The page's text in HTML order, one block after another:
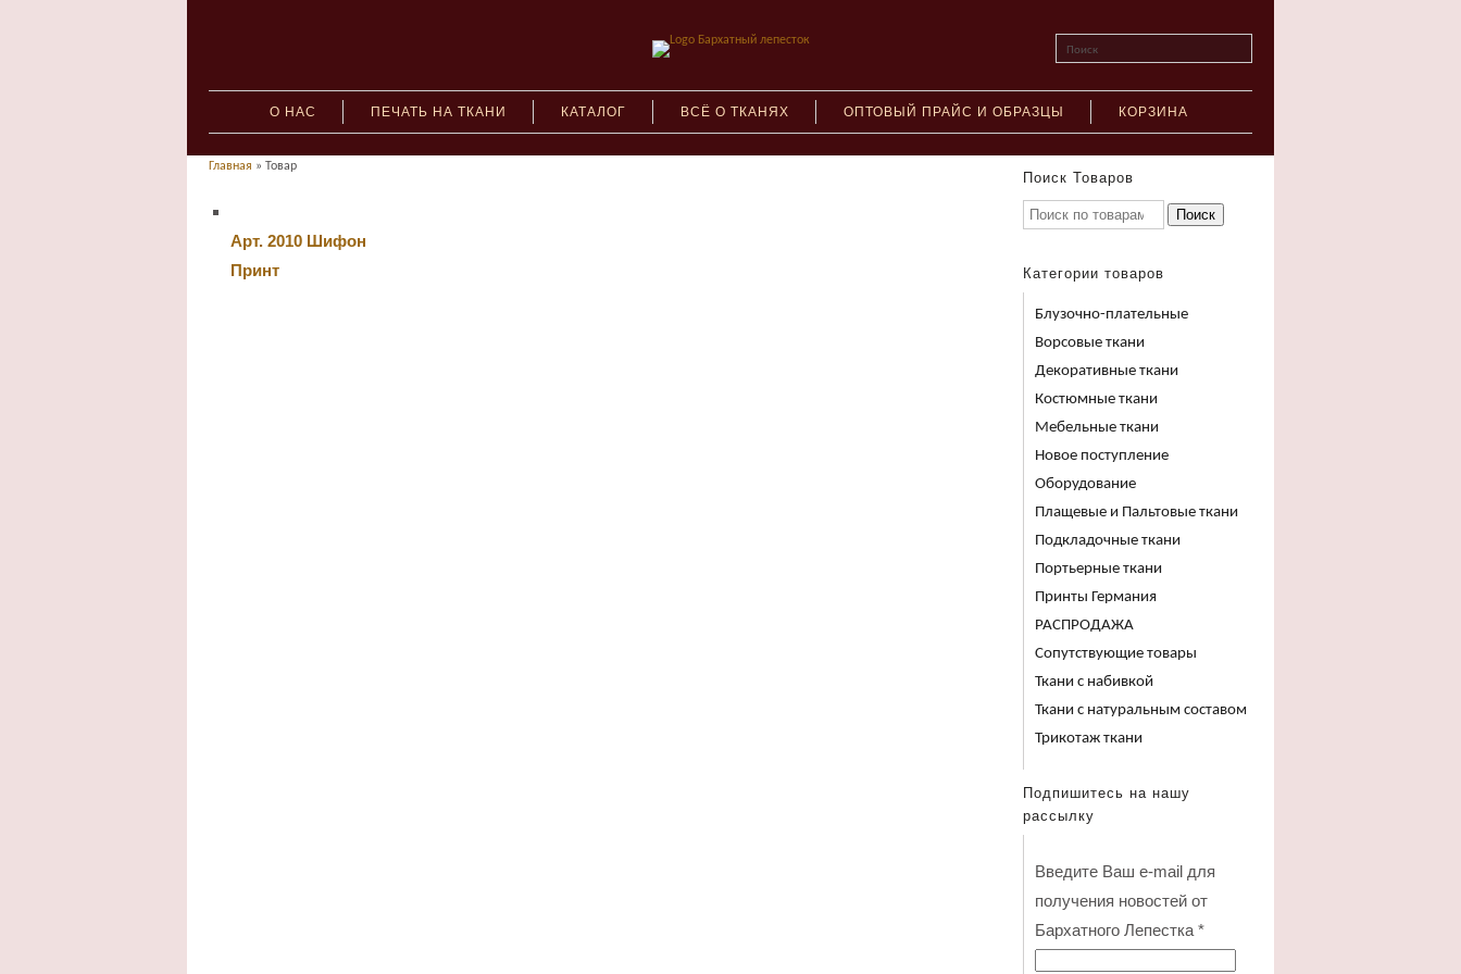
Поиск
О НАС ПЕЧАТЬ НА ТКАНИ КАТАЛОГ ВСЁ О ТКАНЯХ ОПТОВЫЙ ПРАЙС И ОБРАЗЦЫ КОРЗИНА
Главная » Товар
Арт. 2010 Шифон
Принт
Поиск Товаров
Поиск
Категории товаров
Блузочно-плательные
Ворсовые ткани
Декоративные ткани
Костюмные ткани
Мебельные ткани
Новое поступление
Оборудование
Плащевые и Пальтовые ткани
Подкладочные ткани
Портьерные ткани
Принты Германия
РАСПРОДАЖА
Сопутствующие товары
Ткани с набивкой
Ткани с натуральным составом
Трикотаж ткани
Подпишитесь на нашу
рассылку
Введите Ваш e-mail для
получения новостей от
Бархатного Лепестка *